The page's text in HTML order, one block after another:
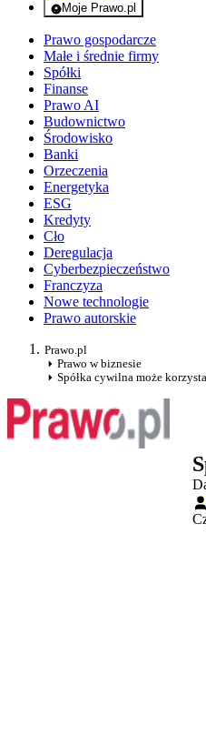
Moje Prawo.pl
- rejestracja i
Prawo gospodarcze
Małe i średnie firmy
Spółki
Finanse
Prawo AI
Budownictwo
Środowisko
Banki
Orzeczenia
Energetyka
ESG
Kredyty
Cło
Deregulacja
Cyberbezpieczeństwo
Franczyza
Nowe technologie
Prawo autorskie
Prawo.pl
Prawo w biznesie
Spółka cywilna może